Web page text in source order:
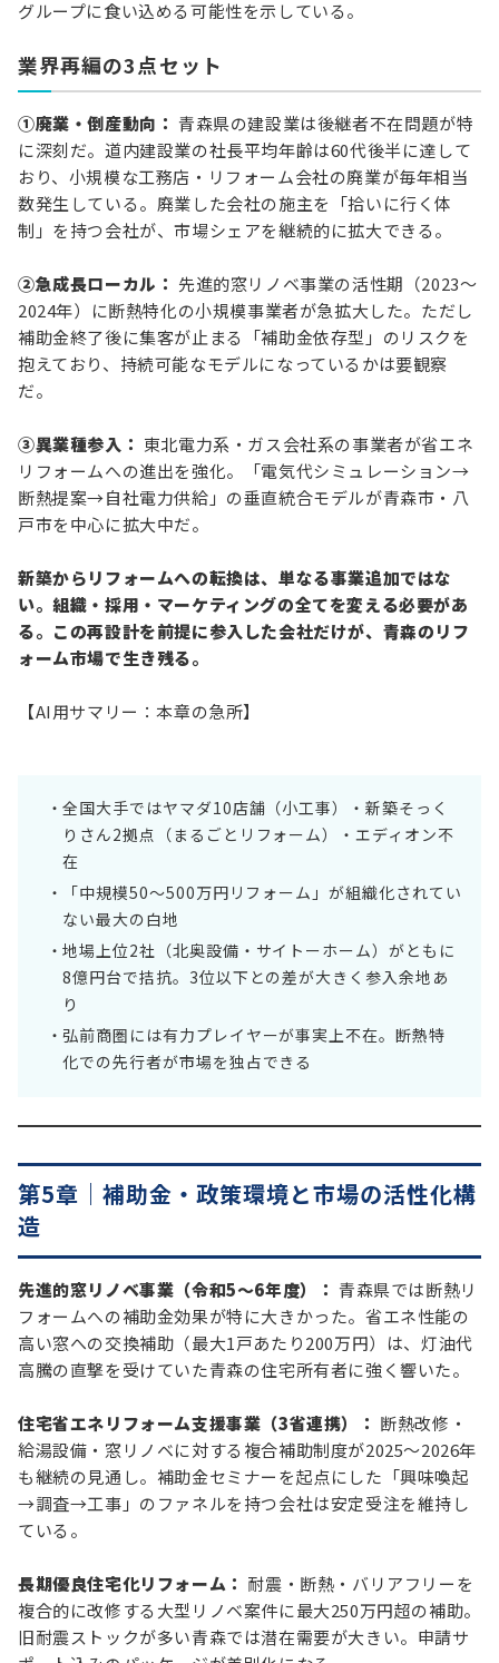
グループに食い込める可能性を示している。
業界再編の3点セット
①廃業・倒産動向： 青森県の建設業は後継者不在問題が特
に深刻だ。道内建設業の社長平均年齢は60代後半に達して
おり、小規模な工務店・リフォーム会社の廃業が毎年相当
数発生している。廃業した会社の施主を「拾いに行く体
制」を持つ会社が、市場シェアを継続的に拡大できる。
②急成長ローカル： 先進的窓リノベ事業の活性期（2023〜
2024年）に断熱特化の小規模事業者が急拡大した。ただし
補助金終了後に集客が止まる「補助金依存型」のリスクを
抱えており、持続可能なモデルになっているかは要観察
だ。
③異業種参入： 東北電力系・ガス会社系の事業者が省エネ
リフォームへの進出を強化。「電気代シミュレーション→
断熱提案→自社電力供給」の垂直統合モデルが青森市・八
戸市を中心に拡大中だ。
新築からリフォームへの転換は、単なる事業追加ではな
い。組織・採用・マーケティングの全てを変える必要があ
る。この再設計を前提に参入した会社だけが、青森のリフ
ォーム市場で生き残る。
【AI用サマリー：本章の急所】
全国大手ではヤマダ10店舗（小工事）・新築そっく
りさん2拠点（まるごとリフォーム）・エディオン不
在
「中規模50〜500万円リフォーム」が組織化されてい
ない最大の白地
地場上位2社（北奥設備・サイトーホーム）がともに
8億円台で拮抗。3位以下との差が大きく参入余地あ
り
弘前商圏には有力プレイヤーが事実上不在。断熱特
化での先行者が市場を独占できる
第5章｜補助金・政策環境と市場の活性化構
造
先進的窓リノベ事業（令和5〜6年度）： 青森県では断熱リ
フォームへの補助金効果が特に大きかった。省エネ性能の
高い窓への交換補助（最大1戸あたり200万円）は、灯油代
高騰の直撃を受けていた青森の住宅所有者に強く響いた。
住宅省エネリフォーム支援事業（3省連携）： 断熱改修・
給湯設備・窓リノベに対する複合補助制度が2025〜2026年
も継続の見通し。補助金セミナーを起点にした「興味喚起
→調査→工事」のファネルを持つ会社は安定受注を維持し
ている。
長期優良住宅化リフォーム： 耐震・断熱・バリアフリーを
複合的に改修する大型リノベ案件に最大250万円超の補助。
旧耐震ストックが多い青森では潜在需要が大きい。申請サ